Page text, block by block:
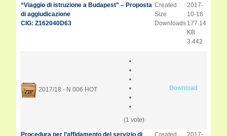
“Viaggio di istruzione a Budapest” – Proposta
di aggiudicazione
CIG: Z162040D63
Created
Size
Downloads
2017-
10-16
177.14
KB
3.442
2017/18 - N 006 HOT
(1 vote)
Download